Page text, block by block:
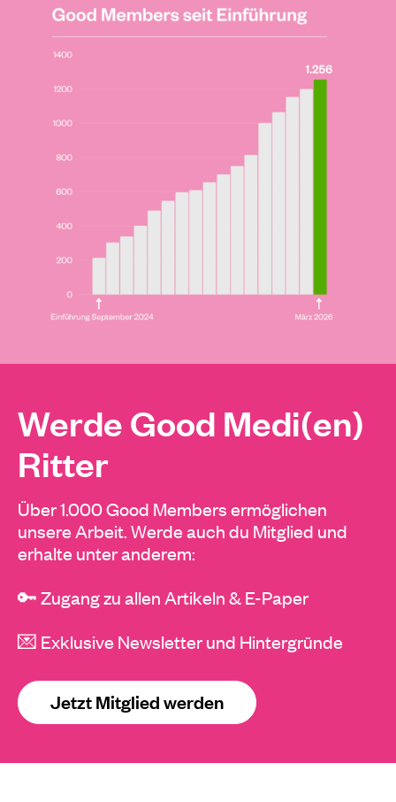
Werde Good Medi(en)
Ritter
Über 1.000 Good Members ermöglichen
unsere Arbeit. Werde auch du Mitglied und
erhalte unter anderem:
🔑 Zugang zu allen Artikeln & E-Paper
💌 Exklusive Newsletter und Hintergründe
Jetzt Mitglied werden